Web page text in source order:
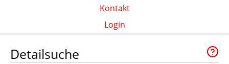
Kontakt
Login
Detailsuche